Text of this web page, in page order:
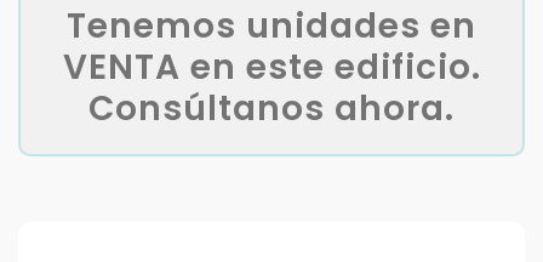
Tenemos unidades en
VENTA en este edificio.
Consúltanos ahora.